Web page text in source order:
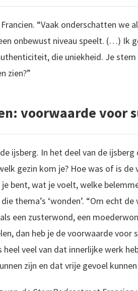
“Vaak onderschatten we
onbewust niveau speelt. (…) Ik
die uniekheid. Je stem
zien?”
voorwaarde voor
ijsberg. In het deel van de
gezin kom je? Hoe was of is
bent, wat je voelt, welke
thema’s ‘wonden’. “Om echt
een zusterwond, een
dan heb je de voorwaarde voor
veel van dat innerlijke werk
zijn en dat vrije gevoel kunnen